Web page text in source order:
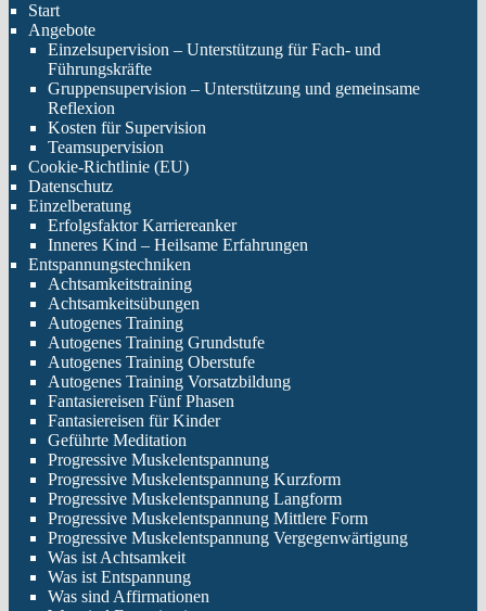
Start
Angebote
Einzelsupervision – Unterstützung für Fach- und
Führungskräfte
Gruppensupervision – Unterstützung und gemeinsame
Reflexion
Kosten für Supervision
Teamsupervision
Cookie-Richtlinie (EU)
Datenschutz
Einzelberatung
Erfolgsfaktor Karriereanker
Inneres Kind – Heilsame Erfahrungen
Entspannungstechniken
Achtsamkeitstraining
Achtsamkeitsübungen
Autogenes Training
Autogenes Training Grundstufe
Autogenes Training Oberstufe
Autogenes Training Vorsatzbildung
Fantasiereisen Fünf Phasen
Fantasiereisen für Kinder
Geführte Meditation
Progressive Muskelentspannung
Progressive Muskelentspannung Kurzform
Progressive Muskelentspannung Langform
Progressive Muskelentspannung Mittlere Form
Progressive Muskelentspannung Vergegenwärtigung
Was ist Achtsamkeit
Was ist Entspannung
Was sind Affirmationen